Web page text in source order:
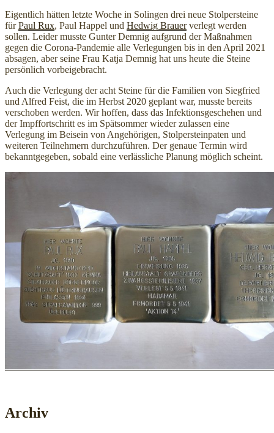
Eigentlich hätten letzte Woche in Solingen drei neue Stolpersteine
fürPaul Rux, Paul Happel und Hedwig Brauerverlegt werden
sollen. Leider musste Gunter Demnig aufgrund der Maßnahmen
gegen die Corona-Pandemie alle Verlegungen bis in den April 2021
absagen, aber seine Frau Katja Demnig hat uns heute die Steine
persönlich vorbeigebracht.
Auch die Verlegung der acht Steine für die Familien von Siegfried
und Alfred Feist, die im Herbst 2020 geplant war, musste bereits
verschoben werden. Wir hoffen, dass das Infektionsgeschehen und
der Impffortschritt es im Spätsommer wieder zulassen eine
Verlegung im Beisein von Angehörigen, Stolpersteinpaten und
weiteren Teilnehmern durchzuführen. Der genaue Termin wird
bekanntgegeben, sobald eine verlässliche Planung möglich scheint.
Archiv